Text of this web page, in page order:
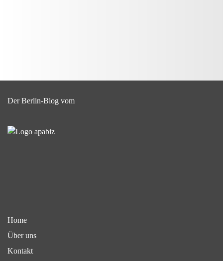
Der Berlin-Blog vom
Home
Über uns
Kontakt